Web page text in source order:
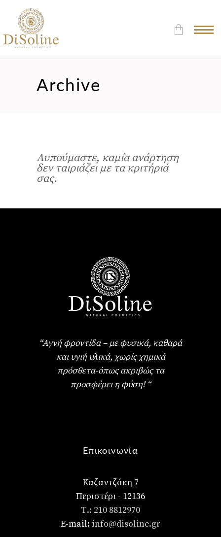
Καλάθι.
Archive
Λυπούμαστε, καμία ανάρτηση
δεν ταιριάζει με τα κριτήριά
σας.
“Αγνή φροντίδα – με φυσικά, καθαρά
και υγιή υλικά, χωρίς χημικά
πρόσθετα-όπως ακριβώς τα
προσφέρει η φύση! “
Επικοινωνία
Καζαντζάκη 7
Περιστέρι - 12136
Τ.: 210 8812970
E-mail: info@disoline.gr